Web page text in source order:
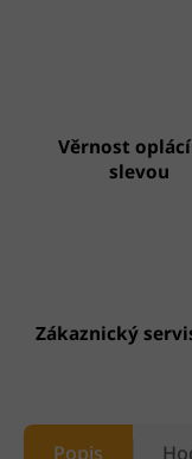
Věrnost
slevou
Zákaznický
Popis